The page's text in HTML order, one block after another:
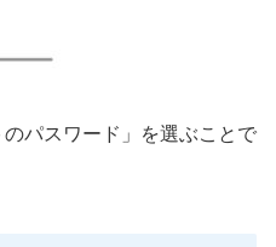
パスワード」を選ぶことで